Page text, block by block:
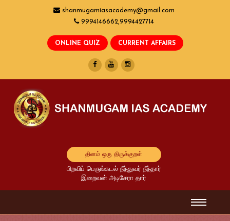
shanmugamiasacademy@gmail.com
9994146662,9994427714
தினம் ஒரு திருக்குறள்
பிறவிப் பெருங்கடல் நீந்துவர் நீந்தார்
இறைவன் அடிசேரா தார்